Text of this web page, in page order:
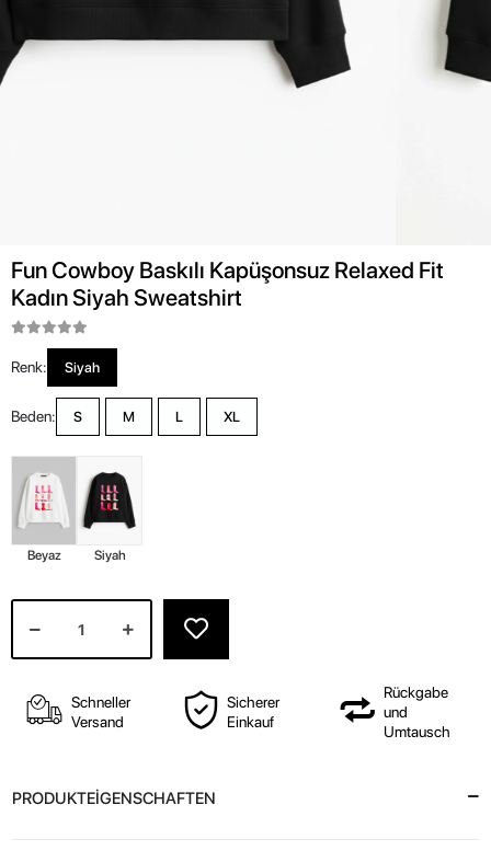
Fun Cowboy Baskılı Kapüşonsuz Relaxed Fit
Kadın Siyah Sweatshirt
Renk: Siyah
Beden: S M L XL
Beyaz Siyah
Schneller
Versand
Sicherer
Einkauf
Rückgabe
und
Umtausch
PRODUKTEİGENSCHAFTEN